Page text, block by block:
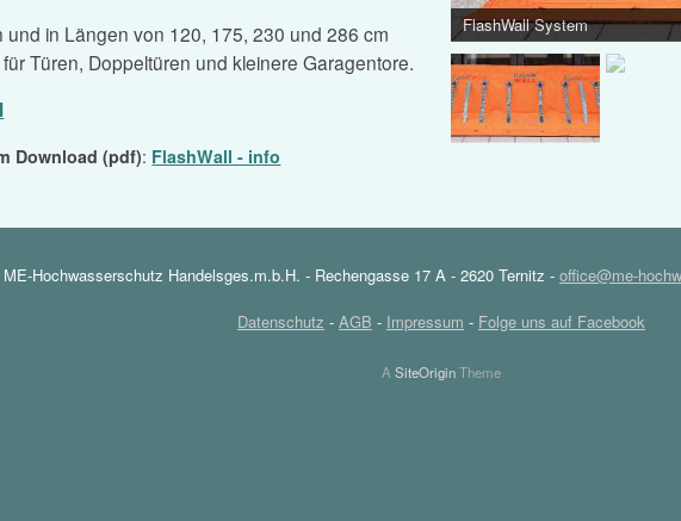
und in Längen von 120, 175, 230 und 286 cm
Türen, Doppeltüren und kleinere Garagentore.
Download (pdf): FlashWall - info
FlashWall System
Hochwasserschutz Handelsges.m.b.H. - Rechengasse 17 A - 2620 Ternitz - office@me-
Datenschutz - AGB - Impressum - Folge uns auf Facebook
A SiteOriginTheme